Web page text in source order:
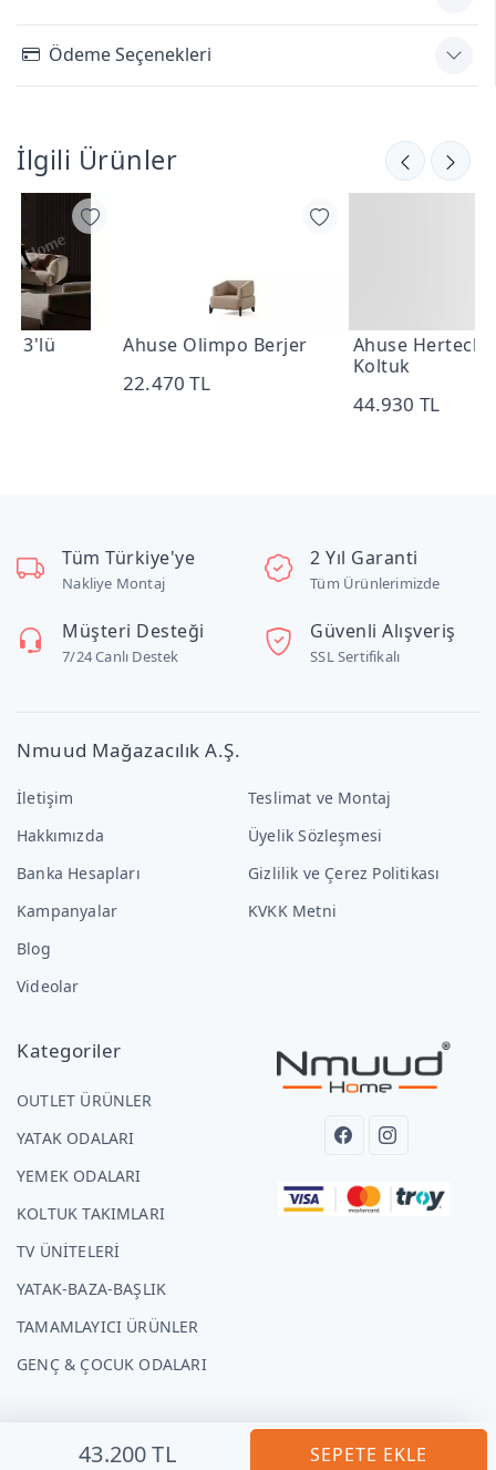
43.200 TL SEPETE EKLE
Ödeme Seçenekleri
İlgili Ürünler
Ahuse Olimpo Berjer
Ahuse Hertech Üçlü
Tüm Türkiye'ye
Nakliye Montaj
2 Yıl Garanti
Tüm Ürünlerimizde
Müşteri Desteği
7/24 Canlı Destek
Güvenli Alışveriş
SSL Sertifikalı
Nmuud Mağazacılık A.Ş.
İletişim
Hakkımızda
Banka Hesapları
Kampanyalar
Blog
Videolar
Teslimat ve Montaj
Üyelik Sözleşmesi
Gizlilik ve Çerez Politikası
KVKK Metni
Kategoriler
OUTLET ÜRÜNLER
YATAK ODALARI
YEMEK ODALARI
KOLTUK TAKIMLARI
TV ÜNİTELERİ
YATAK-BAZA-BAŞLIK
TAMAMLAYICI ÜRÜNLER
GENÇ & ÇOCUK ODALARI